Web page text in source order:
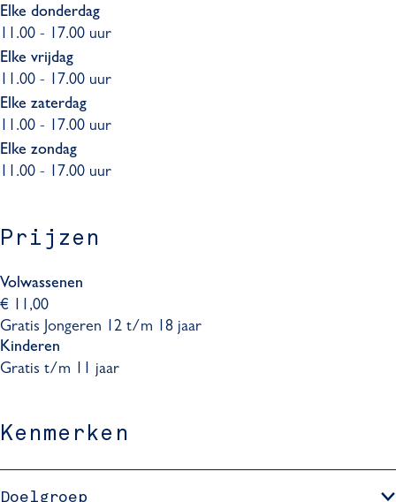
Elke donderdag
11.00 - 17.00 uur
Elke vrijdag
11.00 - 17.00 uur
Elke zaterdag
11.00 - 17.00 uur
Elke zondag
11.00 - 17.00 uur
Prijzen
Volwassenen
€ 11,00
Gratis Jongeren 12 t/m 18 jaar
Kinderen
Gratis t/m 11 jaar
Kenmerken
Doelgroep